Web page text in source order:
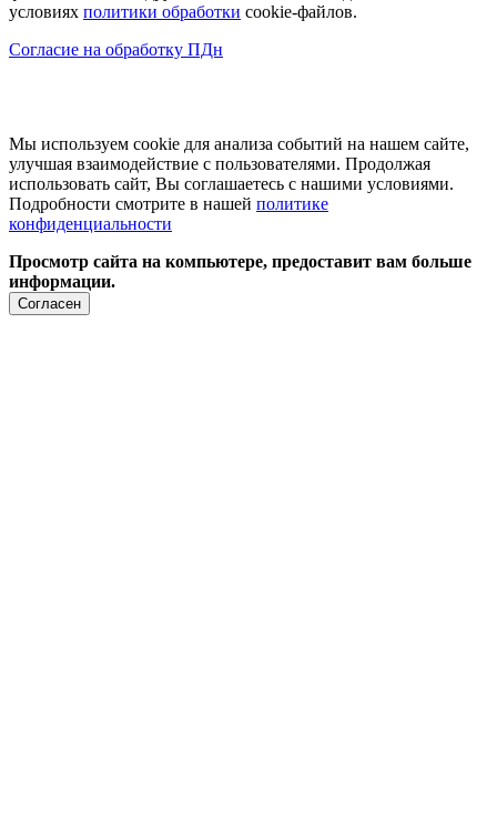
условиях политики обработки cookie-файлов.
Согласие на обработку ПДн
Мы используем cookie для анализа событий на нашем сайте,
улучшая взаимодействие с пользователями. Продолжая
использовать сайт, Вы соглашаетесь с нашими условиями.
Подробности смотрите в нашей политике
конфиденциальности
Просмотр сайта на компьютере, предоставит вам больше
информации.
Согласен